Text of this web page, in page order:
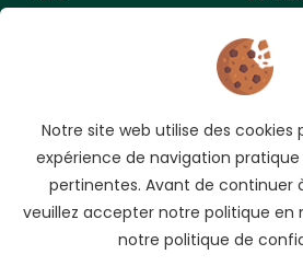
Souscrivez pour recevoir les
Notre site web utilise des cookies
expérience de navigation
pertinentes. Avant de continuer
veuillez accepter notre politique en
notre politique de